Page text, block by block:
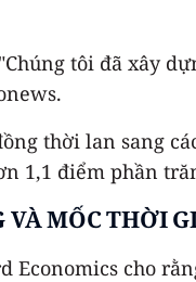
tôi đã xây
thời lan sang
điểm phần
MỐC THỜI
cho